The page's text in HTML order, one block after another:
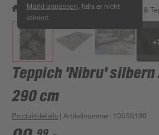
Markt anpassen , falls er nicht
stimmt.
/ Wohnen & Haushalt / Teppiche &
+
Teppich 'Nibru' silbern
290 cm
Produktdetails | Artikelnummer: 10556190